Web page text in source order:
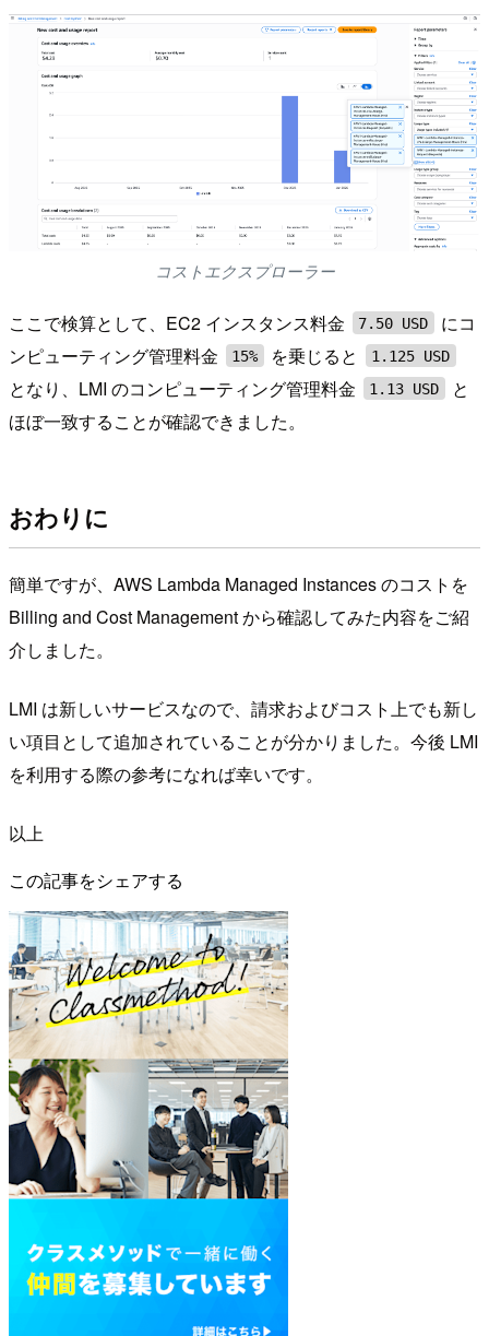
コストエクスプローラー
ここで検算として、EC2 インスタンス料金 7.50 USD
にコ
ンピューティング管理料金
15% を乗じると 1.125 USD
となり、LMI のコンピューティング管理料金 1.13 USD
と
ほぼ一致することが確認できました。
おわりに
簡単ですが、AWS Lambda Managed Instances のコストを
Billing and Cost Management から確認してみた内容をご紹
介しました。
LMI は新しいサービスなので、請求およびコスト上でも新し
い項目として追加されていることが分かりました。今後 LMI
を利用する際の参考になれば幸いです。
以上
この記事をシェアする